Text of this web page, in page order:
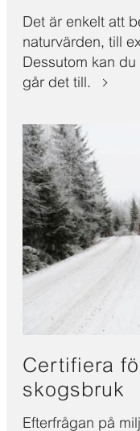
Det är enkelt att
naturvärden, till
Dessutom kan
går det till.
Certifiera
skogsbruk
Efterfrågan på